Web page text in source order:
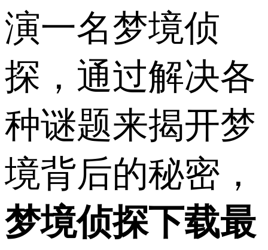
演一名梦境侦
探，通过解决各
种谜题来揭开梦
境背后的秘密，
梦境侦探下载最